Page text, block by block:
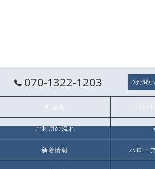
070-1322-1203 お問
料金表
ご利用の流れ
新着情報 ハロー